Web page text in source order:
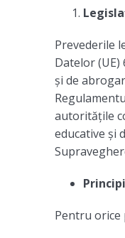
Prevederile
Datelor
și de
autoritățile
educative și
Pentru orice